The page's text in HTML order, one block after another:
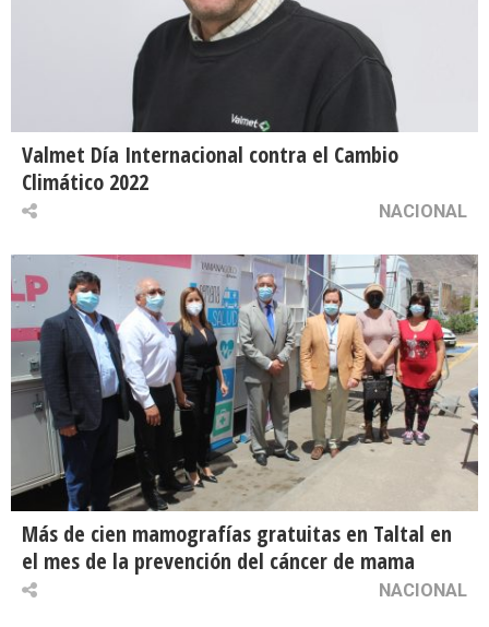
Valmet Día Internacional contra el Cambio
Climático 2022
NACIONAL
Más de cien mamografías gratuitas en Taltal en
el mes de la prevención del cáncer de mama
NACIONAL